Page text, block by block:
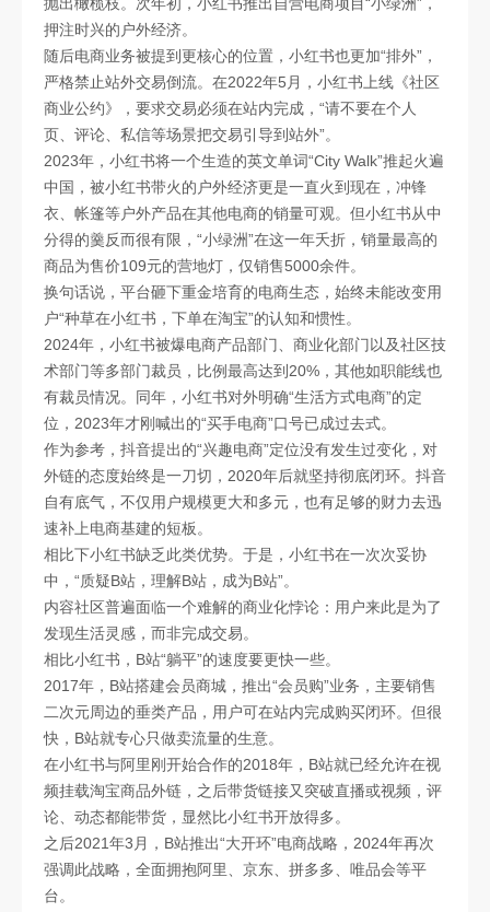
押注时兴的户外经济。
随后电商业务被提到更核心的位置，小红书也更加“排外”，
严格禁止站外交易倒流。在2022年5月，小红书上线《社区
商业公约》，要求交易必须在站内完成，“请不要在个人
页、评论、私信等场景把交易引导到站外”。
2023年，小红书将一个生造的英文单词“City Walk”推起火遍
中国，被小红书带火的户外经济更是一直火到现在，冲锋
衣、帐篷等户外产品在其他电商的销量可观。但小红书从中
分得的羹反而很有限，“小绿洲”在这一年夭折，销量最高的
商品为售价109元的营地灯，仅销售5000余件。
换句话说，平台砸下重金培育的电商生态，始终未能改变用
户“种草在小红书，下单在淘宝”的认知和惯性。
2024年，小红书被爆电商产品部门、商业化部门以及社区技
术部门等多部门裁员，比例最高达到20%，其他如职能线也
有裁员情况。同年，小红书对外明确“生活方式电商”的定
位，2023年才刚喊出的“买手电商”口号已成过去式。
作为参考，抖音提出的“兴趣电商”定位没有发生过变化，对
外链的态度始终是一刀切，2020年后就坚持彻底闭环。抖音
自有底气，不仅用户规模更大和多元，也有足够的财力去迅
速补上电商基建的短板。
相比下小红书缺乏此类优势。于是，小红书在一次次妥协
中，“质疑B站，理解B站，成为B站”。
内容社区普遍面临一个难解的商业化悖论：用户来此是为了
发现生活灵感，而非完成交易。
相比小红书，B站“躺平”的速度要更快一些。
2017年，B站搭建会员商城，推出“会员购”业务，主要销售
二次元周边的垂类产品，用户可在站内完成购买闭环。但很
快，B站就专心只做卖流量的生意。
在小红书与阿里刚开始合作的2018年，B站就已经允许在视
频挂载淘宝商品外链，之后带货链接又突破直播或视频，评
论、动态都能带货，显然比小红书开放得多。
之后2021年3月，B站推出“大开环”电商战略，2024年再次
强调此战略，全面拥抱阿里、京东、拼多多、唯品会等平
台。